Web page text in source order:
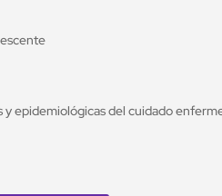
y epidemiológicas del cuidado